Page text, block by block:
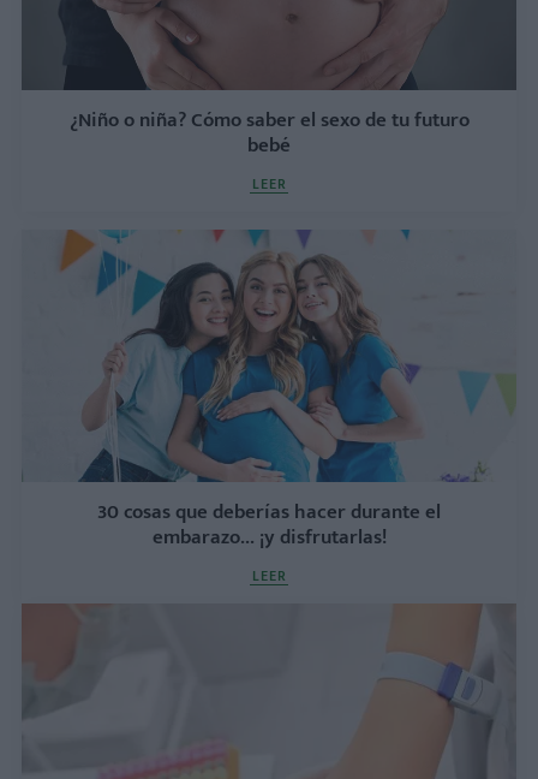
¿Niño o niña? Cómo saber el sexo de tu futuro
bebé
LEER
30 cosas que deberías hacer durante el
embarazo... ¡y disfrutarlas!
LEER